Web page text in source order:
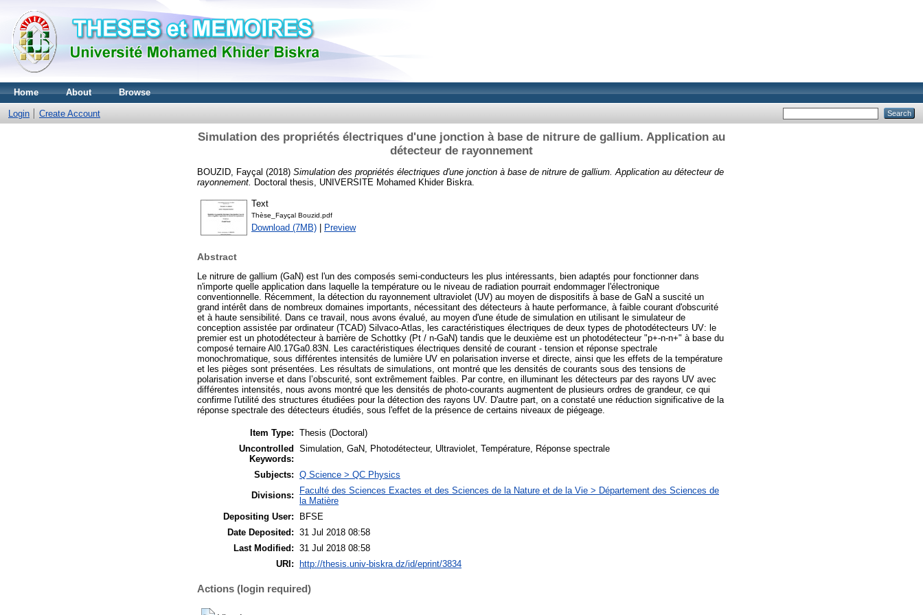
Home About Browse
Login Create Account
Simulation des propriétés électriques d'une jonction à base de nitrure de gallium. Application au
détecteur de rayonnement
BOUZID, Fayçal (2018) Simulation des propriétés électriques d'une jonction à base de nitrure de gallium. Application au détecteur de
rayonnement.
Doctoral thesis, UNIVERSITE Mohamed Khider Biskra.
Text
Thèse_Fayçal Bouzid.pdf
Download (7MB) | Preview
Abstract
Le nitrure de gallium (GaN) est l'un des composés semi-conducteurs les plus intéressants, bien adaptés pour fonctionner dans
n'importe quelle application dans laquelle la température ou le niveau de radiation pourrait endommager l'électronique
conventionnelle. Récemment, la détection du rayonnement ultraviolet (UV) au moyen de dispositifs à base de GaN a suscité un
grand intérêt dans de nombreux domaines importants, nécessitant des détecteurs à haute performance, à faible courant d'obscurité
et à haute sensibilité. Dans ce travail, nous avons évalué, au moyen d'une étude de simulation en utilisant le simulateur de
conception assistée par ordinateur (TCAD) Silvaco-Atlas, les caractéristiques électriques de deux types de photodétecteurs UV: le
premier est un photodétecteur à barrière de Schottky (Pt / n-GaN) tandis que le deuxième est un photodétecteur "p+-n-n+" à base du
composé ternaire Al0.17Ga0.83N. Les caractéristiques électriques densité de courant - tension et réponse spectrale
monochromatique, sous différentes intensités de lumière UV en polarisation inverse et directe, ainsi que les effets de la température
et les pièges sont présentées. Les résultats de simulations, ont montré que les densités de courants sous des tensions de
polarisation inverse et dans l’obscurité, sont extrêmement faibles. Par contre, en illuminant les détecteurs par des rayons UV avec
différentes intensités, nous avons montré que les densités de photo-courants augmentent de plusieurs ordres de grandeur, ce qui
confirme l'utilité des structures étudiées pour la détection des rayons UV. D'autre part, on a constaté une réduction significative de la
réponse spectrale des détecteurs étudiés, sous l'effet de la présence de certains niveaux de piégeage.
Item Type: Thesis (Doctoral)
Uncontrolled
Keywords:
Simulation, GaN, Photodétecteur, Ultraviolet, Température, Réponse spectrale
Subjects: Q Science > QC Physics
Divisions:
Faculté des Sciences Exactes et des Sciences de la Nature et de la Vie > Département des Sciences de
la Matière
Depositing User:
BFSE
Date Deposited: 31 Jul 2018 08:58
Last Modified: 31 Jul 2018 08:58
URI:
http://thesis.univ-biskra.dz/id/eprint/3834
Actions (login required)